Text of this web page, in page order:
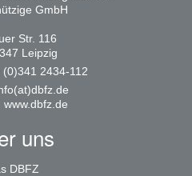
GmbH
Str. 116
Leipzig
(0)341 2434-112
www.dbfz.de
uns
DBFZ